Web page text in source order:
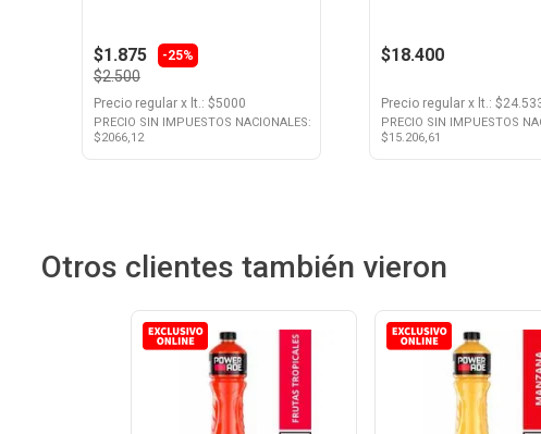
$1.875 -25%
$2.500
Precio regularx lt. : $5000
PRECIO SIN IMPUESTOS NACIONALES:
$2066,12
$18.400
Precio regularx lt. : $
PRECIO SIN IMPUESTOS
$15.206,61
Otros clientes también vieron